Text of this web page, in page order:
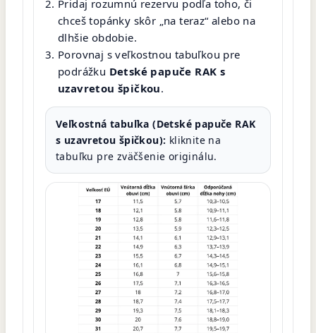
Pridaj rozumnú rezervu podľa toho, či
chceš topánky skôr „na teraz“ alebo na
dlhšie obdobie.
Porovnaj s veľkostnou tabuľkou pre
podrážku Detské papuče RAK s
uzavretou špičkou.
Veľkostná tabuľka (Detské papuče RAK
s uzavretou špičkou): kliknite na
tabuľku pre zväčšenie originálu.